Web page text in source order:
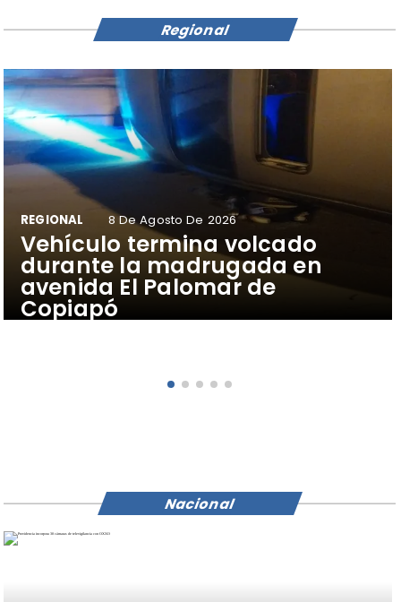
Vehículo termina volcado
durante la madrugada en
avenida El Palomar de
Copiapó
REGIONAL 8 De Agosto De 2026
Regional
Nacional